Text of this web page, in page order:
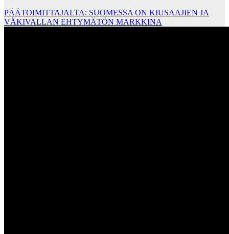
PÄÄTOIMITTAJALTA: SUOMESSA ON KIUSAAJIEN JA
VÄKIVALLAN EHTYMÄTÖN MARKKINA